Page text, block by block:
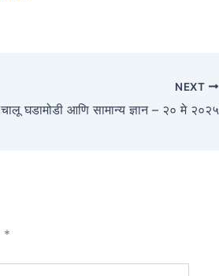
NEXT
चालू घडामोडी आणि सामान्य ज्ञान – २० मे २०२५
*